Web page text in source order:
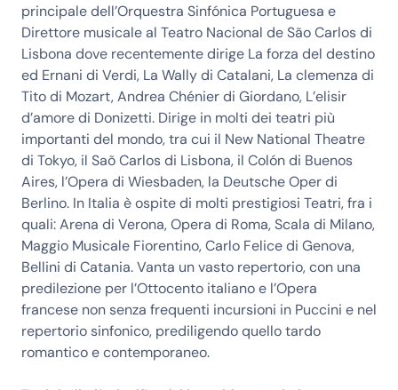
principale dell’Orquestra Sinfónica Portuguesa e
Direttore musicale al Teatro Nacional de São Carlos di
Lisbona dove recentemente dirige La forza del destino
ed Ernani di Verdi, La Wally di Catalani, La clemenza di
Tito di Mozart, Andrea Chénier di Giordano, L’elisir
d’amore di Donizetti. Dirige in molti dei teatri più
importanti del mondo, tra cui il New National Theatre
di Tokyo, il Saõ Carlos di Lisbona, il Colón di Buenos
Aires, l’Opera di Wiesbaden, la Deutsche Oper di
Berlino. In Italia è ospite di molti prestigiosi Teatri, fra i
quali: Arena di Verona, Opera di Roma, Scala di Milano,
Maggio Musicale Fiorentino, Carlo Felice di Genova,
Bellini di Catania. Vanta un vasto repertorio, con una
predilezione per l’Ottocento italiano e l’Opera
francese non senza frequenti incursioni in Puccini e nel
repertorio sinfonico, prediligendo quello tardo
romantico e contemporaneo.